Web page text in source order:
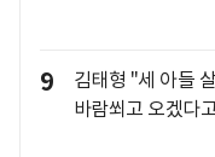
9
김태형 "세 아들
바람쐬고 오겠다